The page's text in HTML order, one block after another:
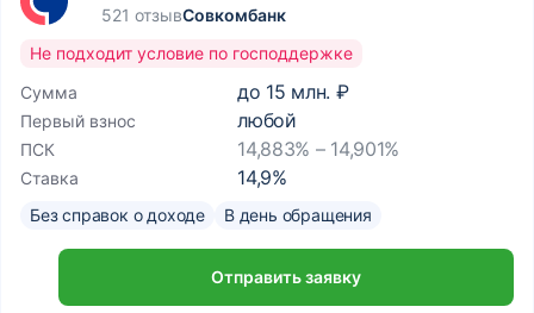
521 отзывСовкомбанк
Сумма до 15 млн. ₽
Первый взнос любой
ПСК 14,883% – 14,901%
Ставка 14,9%
Не подходит условие по господдержке
Без справок о доходе В день обращения
Отправить заявку